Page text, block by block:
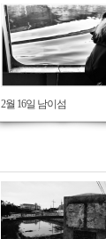
2월 16일 남이섬
621
651